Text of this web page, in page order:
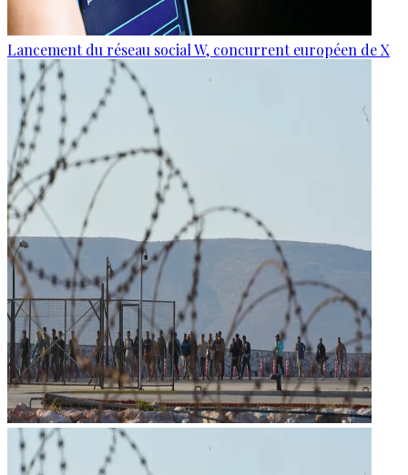
Lancement du réseau social W, concurrent européen de X